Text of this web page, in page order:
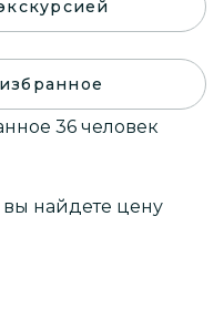
36 человек
найдете цену